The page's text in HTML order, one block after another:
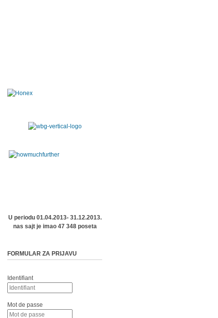
U periodu 01.04.2013- 31.12.2013.
nas sajt je imao 47 348 poseta
FORMULAR ZA PRIJAVU
Identifiant
Mot de passe